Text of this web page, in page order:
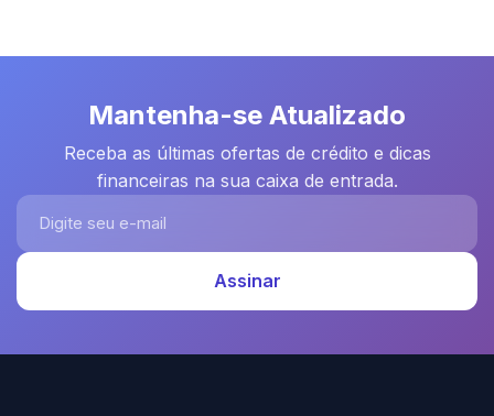
Mantenha-se Atualizado
Receba as últimas ofertas de crédito e dicas
financeiras na sua caixa de entrada.
Digite seu e-mail
Assinar